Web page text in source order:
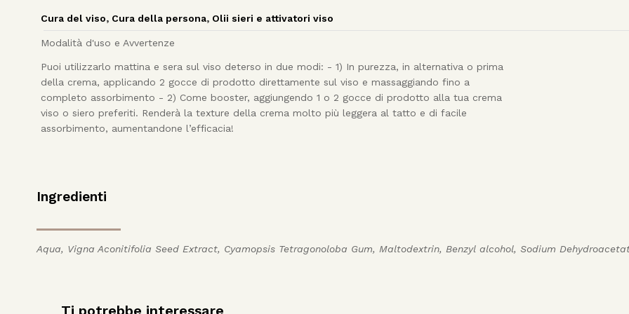
Cura del viso, Cura della persona, Olii sieri e attivatori viso
Modalità d'uso e Avvertenze
Puoi utilizzarlo mattina e sera sul viso deterso in due modi: - 1) In purezza, in alternativa o prima
della crema, applicando 2 gocce di prodotto direttamente sul viso e massaggiando fino a
completo assorbimento - 2) Come booster, aggiungendo 1 o 2 gocce di prodotto alla tua crema
viso o siero preferiti. Renderà la texture della crema molto più leggera al tatto e di facile
assorbimento, aumentandone l’efficacia!
Ingredienti
Aqua, Vigna Aconitifolia Seed Extract, Cyamopsis Tetragonoloba Gum, Maltodextrin, Benzyl alcohol, Sodium
Ti potrebbe interessare